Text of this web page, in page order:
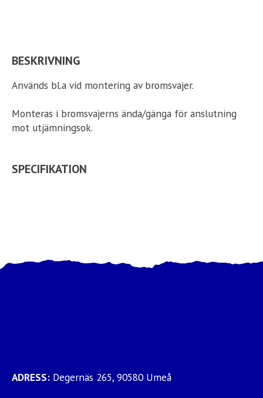
BESKRIVNING
Används bl.a vid montering av bromsvajer.
Monteras i bromsvajerns ända/gänga för anslutning
mot utjämningsok.
SPECIFIKATION
ADRESS: Degernäs 265, 90580 Umeå